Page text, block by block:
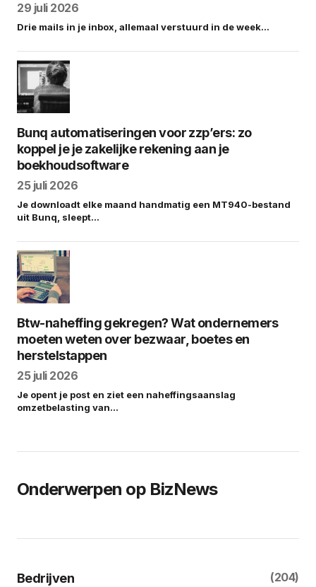
29 juli 2026
Drie mails in je inbox, allemaal verstuurd in de week…
Bunq automatiseringen voor zzp’ers: zo
koppel je je zakelijke rekening aan je
boekhoudsoftware
25 juli 2026
Je downloadt elke maand handmatig een MT940-bestand
uit Bunq, sleept…
Btw-naheffing gekregen? Wat ondernemers
moeten weten over bezwaar, boetes en
herstelstappen
25 juli 2026
Je opent je post en ziet een naheffingsaanslag
omzetbelasting van…
Onderwerpen op BizNews
Bedrijven (204)